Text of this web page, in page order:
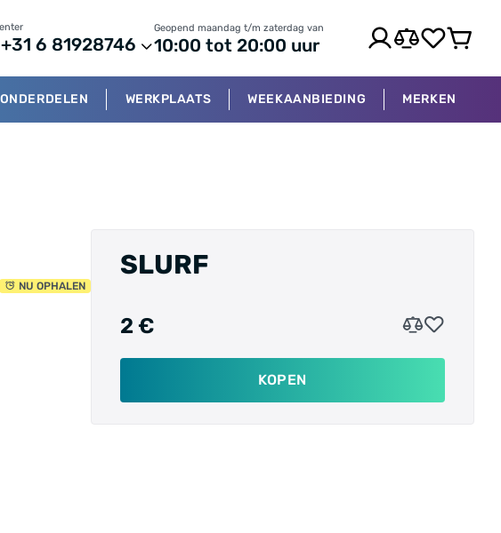
+31 6 81928746
Geopend maandag t/m zaterdag van
10:00 tot 20:00 uur
WERKPLAATS WEEKAANBIEDING MERKEN
NU OPHALEN
SLURF
2 €
KOPEN